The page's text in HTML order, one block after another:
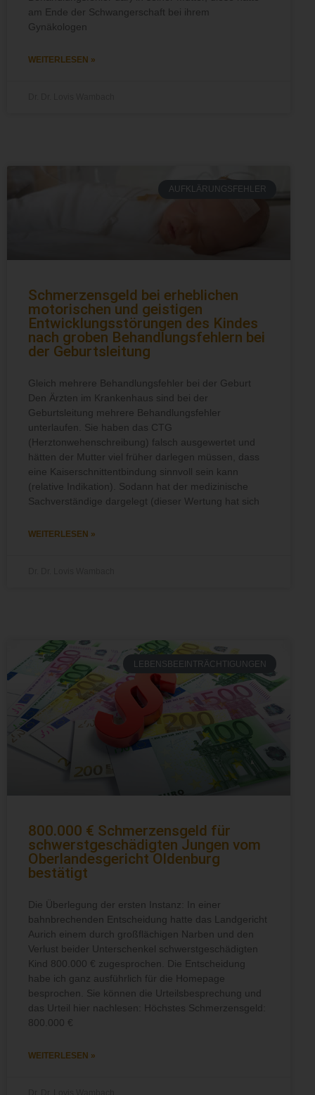
am Ende der Schwangerschaft bei ihrem
Gynäkologen
WEITERLESEN »
AUFKLÄRUNGSFEHLER
Schmerzensgeld bei erheblichen
motorischen und geistigen
Entwicklungsstörungen des Kindes
nach groben Behandlungsfehlern bei
der Geburtsleitung
Gleich mehrere Behandlungsfehler bei der Geburt
Den Ärzten im Krankenhaus sind bei der
Geburtsleitung mehrere Behandlungsfehler
unterlaufen. Sie haben das CTG
(Herztonwehenschreibung) falsch ausgewertet und
hätten der Mutter viel früher darlegen müssen, dass
eine Kaiserschnittentbindung sinnvoll sein kann
(relative Indikation). Sodann hat der medizinische
Sachverständige dargelegt (dieser Wertung hat sich
WEITERLESEN »
LEBENSBEEINTRÄCHTIGUNGEN
800.000 € Schmerzensgeld für
schwerstgeschädigten Jungen vom
Oberlandesgericht Oldenburg
bestätigt
Die Überlegung der ersten Instanz: In einer
bahnbrechenden Entscheidung hatte das Landgericht
Aurich einem durch großflächigen Narben und den
Verlust beider Unterschenkel schwerstgeschädigten
Kind 800.000 € zugesprochen. Die Entscheidung
habe ich ganz ausführlich für die Homepage
besprochen. Sie können die Urteilsbesprechung und
das Urteil hier nachlesen: Höchstes Schmerzensgeld:
800.000 €
WEITERLESEN »